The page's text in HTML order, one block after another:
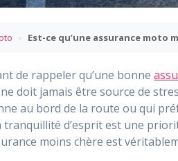
› Est-ce qu’une assurance moto
de rappeler qu’une bonne
doit jamais être source de
au bord de la route ou qui
d’esprit est une
moins chère est